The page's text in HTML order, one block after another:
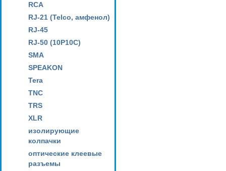
RCA
RJ-21 (Telco, амфенол)
RJ-45
RJ-50 (10P10C)
SMA
SPEAKON
Tera
TNC
TRS
XLR
изолирующие
колпачки
оптические клеевые
разъемы